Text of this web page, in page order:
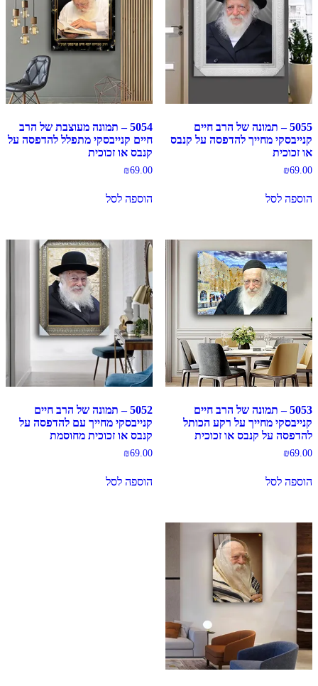
5055 – תמונה של הרב חיים
קנייבסקי מחייך להדפסה על קנבס
או זכוכית
₪69.00
הוספה לסל
5054 – תמונה מעוצבת של הרב
חיים קנייבסקי מתפלל להדפסה על
קנבס או זכוכית
₪69.00
הוספה לסל
5053 – תמונה של הרב חיים
קנייבסקי מחייך על רקע הכותל
להדפסה על קנבס או זכוכית
₪69.00
הוספה לסל
5052 – תמונה של הרב חיים
קנייבסקי מחייך עם להדפסה על
קנבס או זכוכית מחוסמת
₪69.00
הוספה לסל